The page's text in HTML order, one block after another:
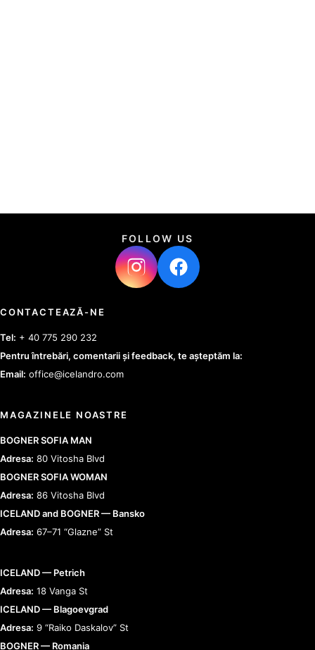
FOLLOW US
CONTACTEAZĂ-NE
Tel: + 40 775 290 232
Pentru întrebări, comentarii și feedback, te așteptăm la:
Email: office@icelandro.com
MAGAZINELE NOASTRE
BOGNER SOFIA MAN
Adresa: 80 Vitosha Blvd
BOGNER SOFIA WOMAN
Adresa: 86 Vitosha Blvd
ICELAND and BOGNER — Bansko
Adresa: 67–71 “Glazne” St
ICELAND — Petrich
Adresa: 18 Vanga St
ICELAND — Blagoevgrad
Adresa: 9 “Raiko Daskalov” St
BOGNER — Romania